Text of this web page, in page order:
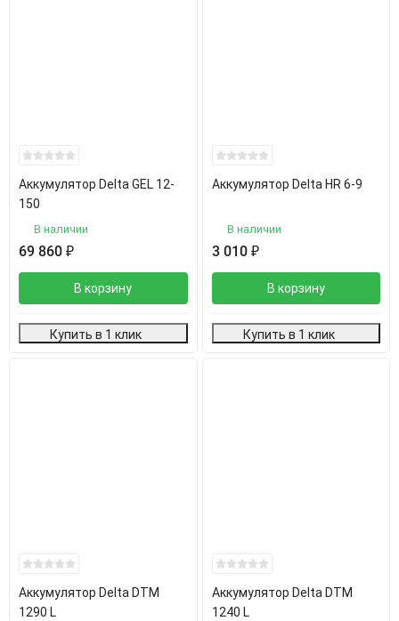
Аккумулятор Delta GEL 12-
150
В наличии
69 860 ₽
В корзину
Купить в 1 клик
Аккумулятор Delta HR 6-9
В наличии
3 010 ₽
В корзину
Купить в 1 клик
Аккумулятор Delta DTM
1290 L
Аккумулятор Delta DTM
1240 L